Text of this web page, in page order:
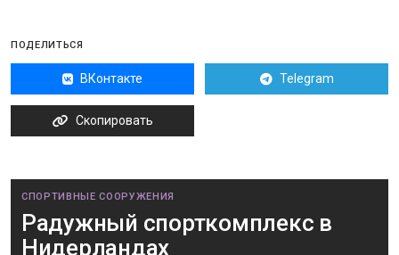
ПОДЕЛИТЬСЯ
ВКонтакте Telegram
Скопировать
СПОРТИВНЫЕ СООРУЖЕНИЯ
Радужный спорткомплекс в
Нидерландах